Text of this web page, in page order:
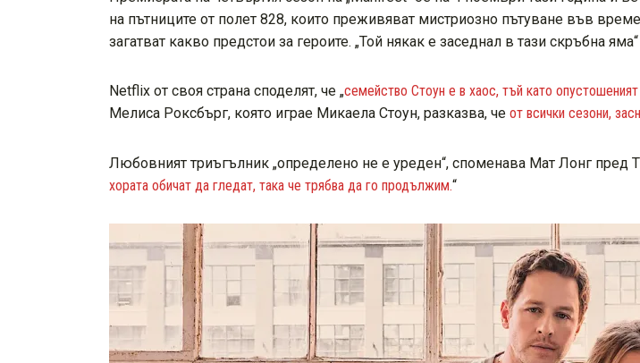
на пътниците от полет 828, които преживяват мистриозно пътуване във
загатват какво предстои за героите. „Той някак е заседнал в тази скръбна
Netflix от своя страна споделят, че „семейство Стоун е в хаос, тъй като
Мелиса Роксбърг, която играе Микаела Стоун, разказва, че от всички сезони,
Любовният триъгълник „определено не е уреден“, споменава Мат Лонг пред
хората обичат да гледат, така че трябва да го продължим.“